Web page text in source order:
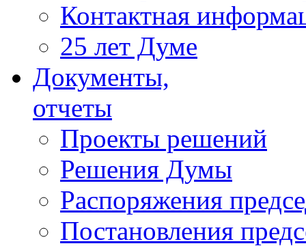
Контактная
25 лет Думе
Документы,
отчеты
Проекты решений
Решения Думы
Распоряжения
Постановления